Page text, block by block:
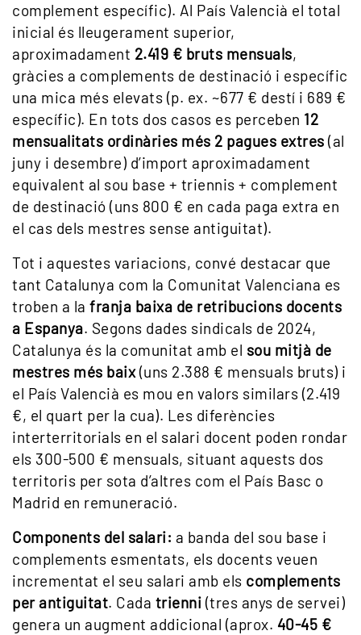
complement específic). Al País Valencià el total
inicial és lleugerament superior,
aproximadament 2.419 € bruts mensuals,
gràcies a complements de destinació i específic
una mica més elevats (p. ex. ~677 € destí i 689 €
específic). En tots dos casos es perceben 12
mensualitats ordinàries més 2 pagues extres (al
juny i desembre) d’import aproximadament
equivalent al sou base + triennis + complement
de destinació (uns 800 € en cada paga extra en
el cas dels mestres sense antiguitat).
Tot i aquestes variacions, convé destacar que
tant Catalunya com la Comunitat Valenciana es
troben a la franja baixa de retribucions docents
a Espanya. Segons dades sindicals de 2024,
Catalunya és la comunitat amb el sou mitjà de
mestres més baix(uns 2.388 € mensuals bruts) i
el País Valencià es mou en valors similars (2.419
€, el quart per la cua). Les diferències
interterritorials en el salari docent poden rondar
els 300-500 € mensuals, situant aquests dos
territoris per sota d’altres com el País Basc o
Madrid en remuneració.
Components del salari: a banda del sou base i
complements esmentats, els docents veuen
incrementat el seu salari amb els complements
per antiguitat. Cada trienni (tres anys de servei)
genera un augment addicional (aprox. 40-45 €